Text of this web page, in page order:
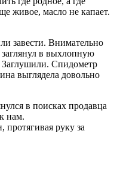
живое, масло не капает.
завести. Внимательно
в выхлопную
Заглушили. Спидометр
выглядела довольно
в поисках продавца
нам.
руку за